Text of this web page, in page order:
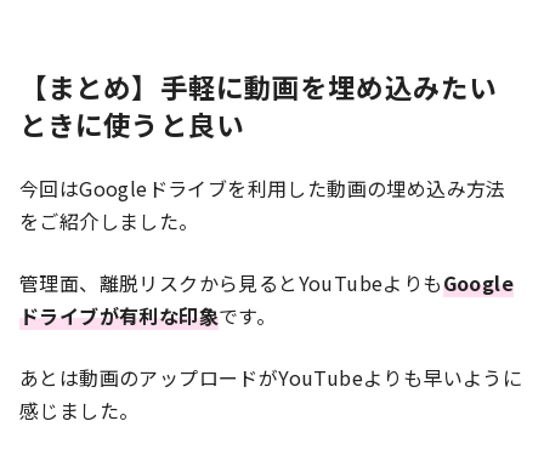
【まとめ】手軽に動画を埋め込みたい
ときに使うと良い
今回はGoogleドライブを利用した動画の埋め込み方法
をご紹介しました。
管理面、離脱リスクから見るとYouTubeよりもGoogle
ドライブが有利な印象です。
あとは動画のアップロードがYouTubeよりも早いように
感じました。